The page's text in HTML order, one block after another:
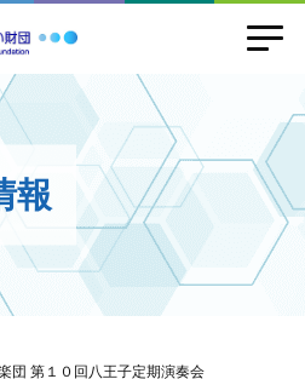
報
団 第１０回八王子定期演奏会